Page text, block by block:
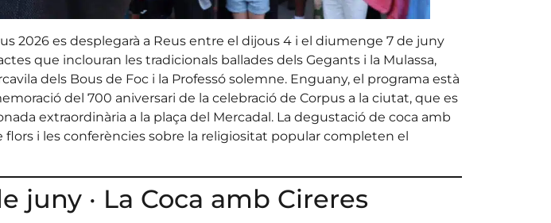
2026 es desplegarà a Reus entre el dijous 4 i el diumenge 7 de juny
que inclouran les tradicionals ballades dels Gegants i la Mulassa,
dels Bous de Foc i la Professó solemne. Enguany, el programa està
del 700 aniversari de la celebració de Corpus a la ciutat, que es
extraordinària a la plaça del Mercadal. La degustació de coca amb
flors i les conferències sobre la religiositat popular completen el
juny · La Coca amb Cireres